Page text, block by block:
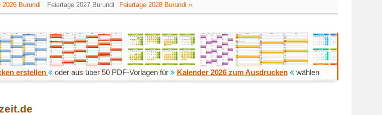
2026 Burundi Feiertage 2027 Burundi Feiertage 2028 Burundi ››
erstellen oder aus über 50 PDF-Vorlagen für Kalender 2026 zum Ausdrucken wählen